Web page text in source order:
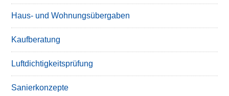
Haus- und Wohnungsübergaben
Kaufberatung
Luftdichtigkeitsprüfung
Sanierkonzepte